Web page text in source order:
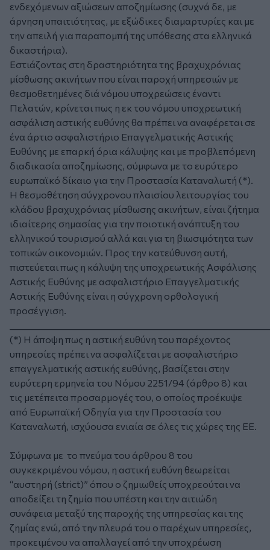
ενδεχόμενων αξιώσεων αποζημίωσης (συχνά δε, με
άρνηση υπαιτιότητας, με εξώδικες διαμαρτυρίες και με
την απειλή για παραπομπή της υπόθεσης στα ελληνικά
δικαστήρια).
Εστιάζοντας στη δραστηριότητα της βραχυχρόνιας
μίσθωσης ακινήτων που είναι παροχή υπηρεσιών με
θεσμοθετημένες διά νόμου υποχρεώσεις έναντι
Πελατών, κρίνεται πως η εκ του νόμου υποχρεωτική
ασφάλιση αστικής ευθύνης θα πρέπει να αναφέρεται σε
ένα άρτιο ασφαλιστήριο Επαγγελματικής Αστικής
Ευθύνης με επαρκή όρια κάλυψης και με προβλεπόμενη
διαδικασία αποζημίωσης, σύμφωνα με το ευρύτερο
ευρωπαϊκό δίκαιο για την Προστασία Καταναλωτή (*).
Η θεσμοθέτηση σύγχρονου πλαισίου λειτουργίας του
κλάδου βραχυχρόνιας μίσθωσης ακινήτων, είναι ζήτημα
ιδιαίτερης σημασίας για την ποιοτική ανάπτυξη του
ελληνικού τουρισμού αλλά και για τη βιωσιμότητα των
τοπικών οικονομιών. Προς την κατεύθυνση αυτή,
πιστεύεται πως η κάλυψη της υποχρεωτικής Ασφάλισης
Αστικής Ευθύνης με ασφαλιστήριο Επαγγελματικής
Αστικής Ευθύνης είναι η σύγχρονη ορθολογική
προσέγγιση.
(*) Η άποψη πως η αστική ευθύνη του παρέχοντος
υπηρεσίες πρέπει να ασφαλίζεται με ασφαλιστήριο
επαγγελματικής αστικής ευθύνης, βασίζεται στην
ευρύτερη ερμηνεία του Νόμου 2251/94 (άρθρο 8) και
τις μετέπειτα προσαρμογές του, ο οποίος προέκυψε
από Ευρωπαϊκή Οδηγία για την Προστασία του
Καταναλωτή, ισχύουσα ενιαία σε όλες τις χώρες της ΕΕ.
Σύμφωνα με το πνεύμα του άρθρου 8 του
συγκεκριμένου νόμου, η αστική ευθύνη θεωρείται
“αυστηρή (strict)” όπου ο ζημιωθείς υποχρεούται να
αποδείξει τη ζημία που υπέστη και την αιτιώδη
συνάφεια μεταξύ της παροχής της υπηρεσίας και της
ζημίας ενώ, από την πλευρά του ο παρέχων υπηρεσίες,
προκειμένου να απαλλαγεί από την υποχρέωση